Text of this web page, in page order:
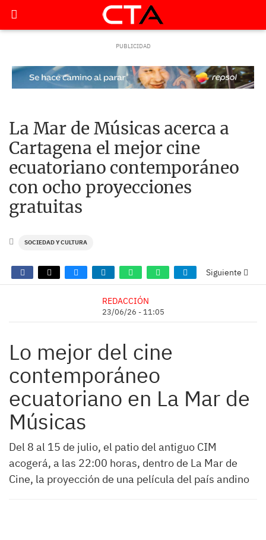
La Mar de Músicas acerca a
Cartagena el mejor cine
ecuatoriano contemporáneo
con ocho proyecciones
gratuitas
SOCIEDAD Y CULTURA
Siguiente
REDACCIÓN
23/06/26 - 11:05
Lo mejor del cine
contemporáneo
ecuatoriano en La Mar de
Músicas
Del 8 al 15 de julio, el patio del antiguo CIM
acogerá, a las 22:00 horas, dentro de La Mar de
Cine, la proyección de una película del país andino